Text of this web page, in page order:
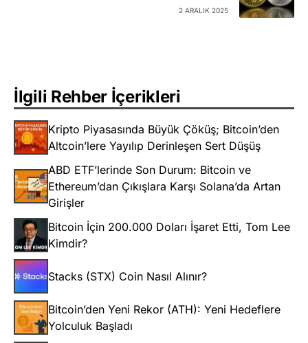
2 ARALIK 2025
İlgili Rehber İçerikleri
Kripto Piyasasında Büyük Çöküş; Bitcoin’den
Altcoin’lere Yayılıp Derinleşen Sert Düşüş
ABD ETF’lerinde Son Durum: Bitcoin ve
Ethereum’dan Çıkışlara Karşı Solana’da Artan
Girişler
Bitcoin İçin 200.000 Doları İşaret Etti, Tom Lee
Kimdir?
Stacks (STX) Coin Nasıl Alınır?
Bitcoin’den Yeni Rekor (ATH): Yeni Hedeflere
Yolculuk Başladı